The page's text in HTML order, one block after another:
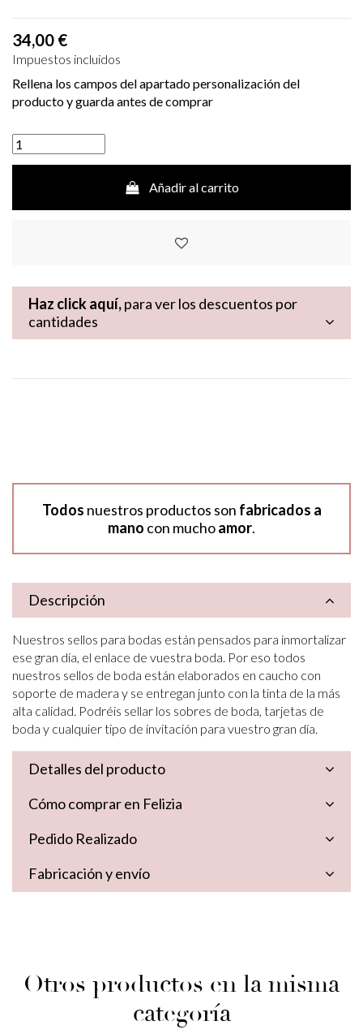
34,00 €
Impuestos incluidos
Rellena los campos del apartado personalización del
producto y guarda antes de comprar
Añadir al carrito
Haz click aquí,para ver los descuentos por
cantidades
Todos nuestros productos son fabricados a
mano con muchoamor.
Descripción
Nuestros sellos para bodas están pensados para inmortalizar
ese gran día, el enlace de vuestra boda. Por eso todos
nuestros sellos de boda están elaborados en caucho con
soporte de madera y se entregan junto con la tinta de la más
alta calidad. Podréis sellar los sobres de boda, tarjetas de
boda y cualquier tipo de invitación para vuestro gran día.
Detalles del producto
Cómo comprar en Felizia
Pedido Realizado
Fabricación y envío
Otros productos en la misma
categoría